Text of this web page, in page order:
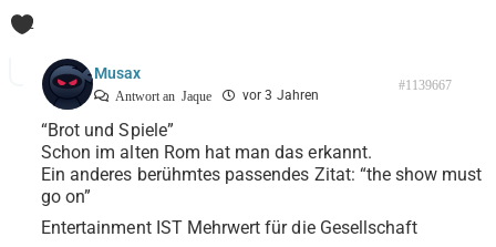
2
Musax
Antwort an Jaque vor 3 Jahren
#1139667
“Brot und Spiele”
Schon im alten Rom hat man das erkannt.
Ein anderes berühmtes passendes Zitat: “the show must
go on”
Entertainment IST Mehrwert für die Gesellschaft